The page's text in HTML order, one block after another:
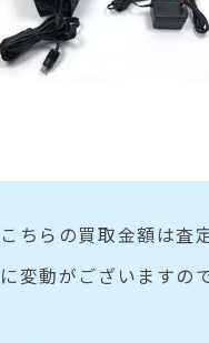
こちらの買取金額は査
に変動がございますの